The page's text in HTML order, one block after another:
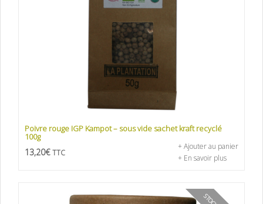
Poivre rouge IGP Kampot – sous vide sachet kraft recyclé
100g
13,20€ TTC
+ Ajouter au panier
+ En savoir plus